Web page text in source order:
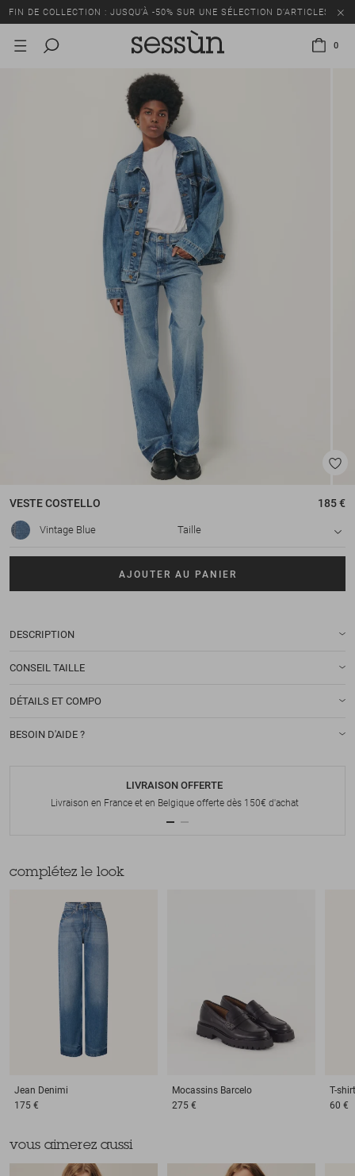
FIN DE COLLECTION : JUSQU’À -50% SUR UNE SÉLECTION D’ARTICLES
0
VESTECOSTELLO 185 €
Vintage Blue Taille
AJOUTER AU PANIER
DESCRIPTION
CONSEIL TAILLE
DÉTAILS ET COMPO
BESOIN D'AIDE ?
LIVRAISON OFFERTE
Livraison en France et en Belgique offerte dès 150€ d'achat
complétez le look
Jean Denimi
175 €
Mocassins Barcelo
275 €
T-shirt
60 €
vous aimerez aussi